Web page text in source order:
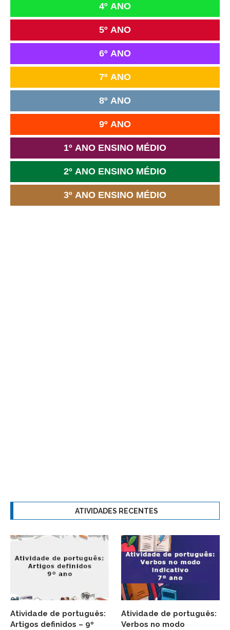
4º ANO
5º ANO
6º ANO
7º ANO
8º ANO
9º ANO
1º ANO ENSINO MÉDIO
2º ANO ENSINO MÉDIO
3º ANO ENSINO MÉDIO
ATIVIDADES RECENTES
Atividade de português:
Artigos definidos – 9º
Atividade de português:
Verbos no modo